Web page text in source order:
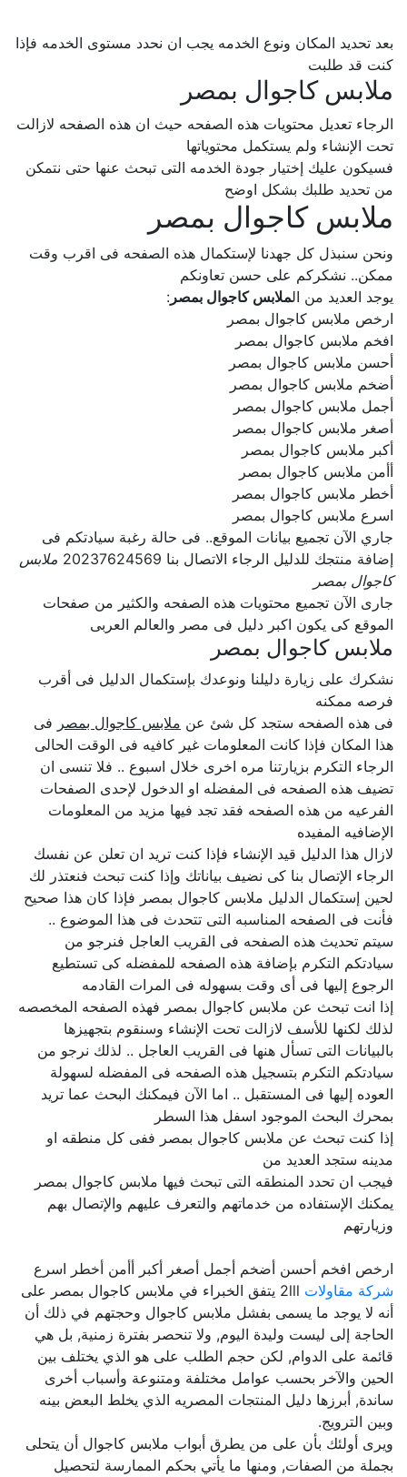
بعد تحديد المكان ونوع الخدمه يجب ان نحدد مستوى الخدمه فإذا
كنت قد طلبت
ملابس كاجوال بمصر
الرجاء تعديل محتويات هذه الصفحه حيث ان هذه الصفحه لازالت
تحت الإنشاء ولم يستكمل محتوياتها
فسيكون عليك إختيار جودة الخدمه التى تبحث عنها حتى نتمكن
من تحديد طلبك بشكل اوضح
ملابس كاجوال بمصر
ونحن سنبذل كل جهدنا لإستكمال هذه الصفحه فى اقرب وقت
ممكن.. نشكركم على حسن تعاونكم
يوجد العديد من ال ملابس كاجوال بمصر:
ارخص ملابس كاجوال بمصر
افخم ملابس كاجوال بمصر
أحسن ملابس كاجوال بمصر
أضخم ملابس كاجوال بمصر
أجمل ملابس كاجوال بمصر
أصغر ملابس كاجوال بمصر
أكبر ملابس كاجوال بمصر
أأمن ملابس كاجوال بمصر
أخطر ملابس كاجوال بمصر
اسرع ملابس كاجوال بمصر
جاري الآن تجميع بيانات الموقع.. فى حالة رغبة سيادتكم فى
إضافة منتجك للدليل الرجاء الاتصال بنا 20237624569
ملابس
كاجوال بمصر
جارى الآن تجميع محتويات هذه الصفحه والكثير من صفحات
الموقع كى يكون اكبر دليل فى مصر والعالم العربى
ملابس كاجوال بمصر
نشكرك على زيارة دليلنا ونوعدك بإستكمال الدليل فى أقرب
فرصه ممكنه
فى هذه الصفحه ستجد كل شئ عنملابس كاجوال بمصرفى
هذا المكان فإذا كانت المعلومات غير كافيه فى الوقت الحالى
الرجاء التكرم بزيارتنا مره اخرى خلال اسبوع .. فلا تنسى ان
تضيف هذه الصفحه فى المفضله او الدخول لإحدى الصفحات
الفرعيه من هذه الصفحه فقد تجد فيها مزيد من المعلومات
الإضافيه المفيده
لازال هذا الدليل قيد الإنشاء فإذا كنت تريد ان تعلن عن نفسك
الرجاء الإتصال بنا كى نضيف بياناتك وإذا كنت تبحث فنعتذر لك
لحين إستكمال الدليل ملابس كاجوال بمصر فإذا كان هذا صحيح
فأنت فى الصفحه المناسبه التى تتحدث فى هذا الموضوع ..
سيتم تحديث هذه الصفحه فى القريب العاجل فنرجو من
سيادتكم التكرم بإضافة هذه الصفحه للمفضله كى تستطيع
الرجوع إليها فى أى وقت بسهوله فى المرات القادمه
إذا انت تبحث عن ملابس كاجوال بمصر فهذه الصفحه المخصصه
لذلك لكنها للأسف لازالت تحت الإنشاء وسنقوم بتجهيزها
بالبيانات التى تسأل هنها فى القريب العاجل .. لذلك نرجو من
سيادتكم التكرم بتسجيل هذه الصفحه فى المفضله لسهولة
العوده إليها فى المستقبل .. اما الآن فيمكنك البحث عما تريد
بمحرك البحث الموجود اسفل هذا السطر
إذا كنت تبحث عن ملابس كاجوال بمصر ففى كل منطقه او
مدينه ستجد العديد من
فيجب ان تحدد المنطقه التى تبحث فيها ملابس كاجوال بمصر
يمكنك الإستفاده من خدماتهم والتعرف عليهم والإتصال بهم
وزيارتهم
ارخص افخم أحسن أضخم أجمل أصغر أكبر أأمن أخطر اسرع
شركة مقاولات
2lll يتفق الخبراء في ملابس كاجوال بمصر على
أنه لا يوجد ما يسمى بفشل ملابس كاجوال وحجتهم في ذلك أن
الحاجة إلى ليست وليدة اليوم, ولا تنحصر بفترة زمنية, بل هي
قائمة على الدوام, لكن حجم الطلب على هو الذي يختلف بين
الحين والآخر بحسب عوامل مختلفة ومتنوعة وأسباب أخرى
ساندة, أبرزها دليل المنتجات المصريه الذي يخلط البعض بينه
وبين الترويج.
ويرى أولئك بأن على من يطرق أبواب ملابس كاجوال أن يتحلى
بجملة من الصفات, ومنها ما يأتي بحكم الممارسة لتحصيل